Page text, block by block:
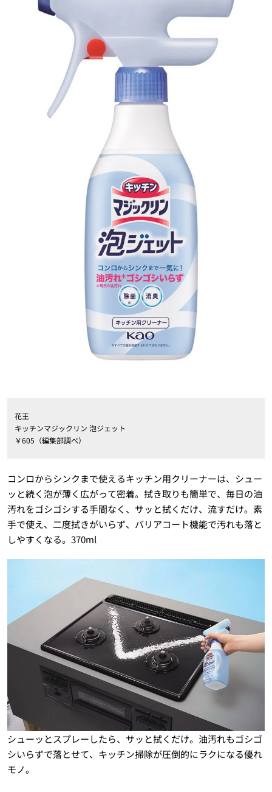
花王
キッチンマジックリン 泡ジェット
￥605（編集部調べ）
コンロからシンクまで使えるキッチン用クリーナーは、シュー
ッと続く泡が薄く広がって密着。拭き取りも簡単で、毎日の油
汚れをゴシゴシする手間なく、サッと拭くだけ、流すだけ。素
手で使え、二度拭きがいらず、バリアコート機能で汚れも落と
しやすくなる。370ml
シューッとスプレーしたら、サッと拭くだけ。油汚れもゴシゴ
シいらずで落とせて、キッチン掃除が圧倒的にラクになる優れ
モノ。